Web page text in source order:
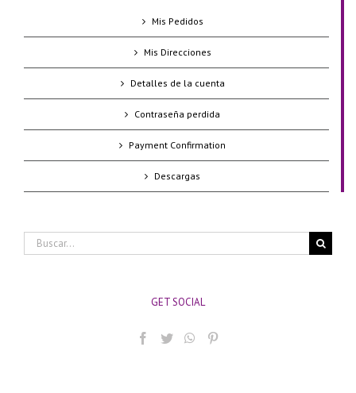
Mis Pedidos
Mis Direcciones
Detalles de la cuenta
Contraseña perdida
Payment Confirmation
Descargas
Buscar:
GET SOCIAL